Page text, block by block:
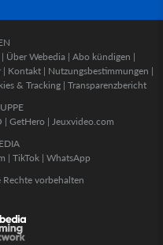
| Über Webedia | Abo kündigen |
| Kontakt | Nutzungsbestimmungen |
& Tracking | Transparenzbericht
| GetHero | Jeuxvideo.com
| TikTok | WhatsApp
vorbehalten